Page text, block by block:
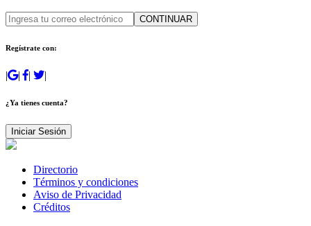
CONTINUAR
Regístrate con:
| | | |
¿Ya tienes cuenta?
Iniciar Sesión
Directorio
Términos y condiciones
Aviso de Privacidad
Créditos